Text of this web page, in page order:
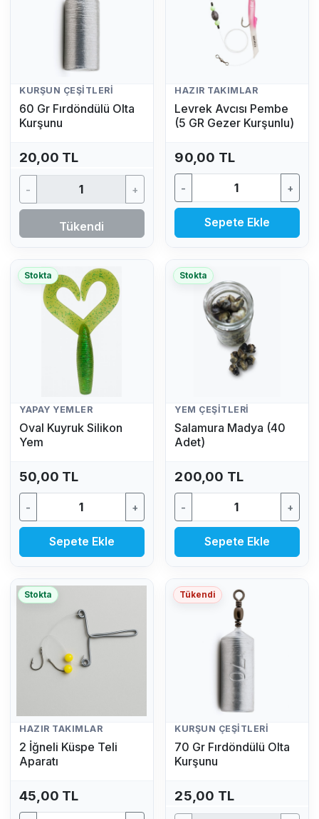
KURŞUN ÇEŞITLERI
60 Gr Fırdöndülü Olta
Kurşunu
20,00 TL
- +
Tükendi
HAZIR TAKIMLAR
Levrek Avcısı Pembe
(5 GR Gezer Kurşunlu)
90,00 TL
- +
Sepete Ekle
Stokta
YAPAY YEMLER
Oval Kuyruk Silikon
Yem
50,00 TL
- +
Sepete Ekle
Stokta
YEM ÇEŞITLERI
Salamura Madya (40
Adet)
200,00 TL
- +
Sepete Ekle
Stokta
HAZIR TAKIMLAR
2 İğneli Küspe Teli
Aparatı
45,00 TL
Tükendi
KURŞUN ÇEŞITLERI
70 Gr Fırdöndülü Olta
Kurşunu
25,00 TL